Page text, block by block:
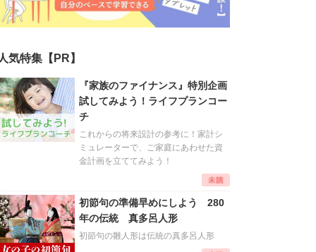
気特集【PR】
『家族のファイナンス』特別企画
試してみよう！ライフプランコー
チ
これからの将来設計の参考に！家計シ
ミュレーターで、ご家庭にあわせた資
金計画を立ててみよう！
初節句の準備早めにしよう 280
年の伝統 真多呂人形
初節句の雛人形は伝統の真多呂人形